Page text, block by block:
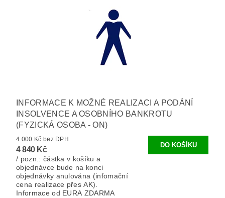
INFORMACE K MOŽNÉ REALIZACI A PODÁNÍ
INSOLVENCE A OSOBNÍHO BANKROTU
(FYZICKÁ OSOBA - ON)
4 000 Kč bez DPH
4 840 Kč
/ pozn.: částka v košíku a
objednávce bude na konci
objednávky anulována (infomační
cena realizace přes AK).
Informace od EURA ZDARMA